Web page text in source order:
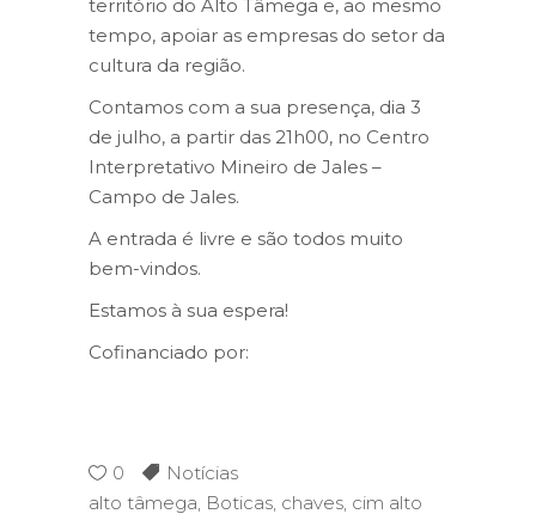
território do Alto Tâmega e, ao mesmo
tempo, apoiar as empresas do setor da
cultura da região.
Contamos com a sua presença, dia 3
de julho, a partir das 21h00, no Centro
Interpretativo Mineiro de Jales –
Campo de Jales.
A entrada é livre e são todos muito
bem-vindos.
Estamos à sua espera!
Cofinanciado por:
0
Notícias
alto tâmega, Boticas, chaves, cim alto